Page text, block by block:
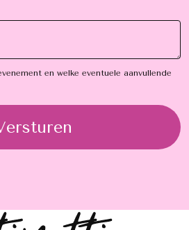
en welke eventuele aanvullende